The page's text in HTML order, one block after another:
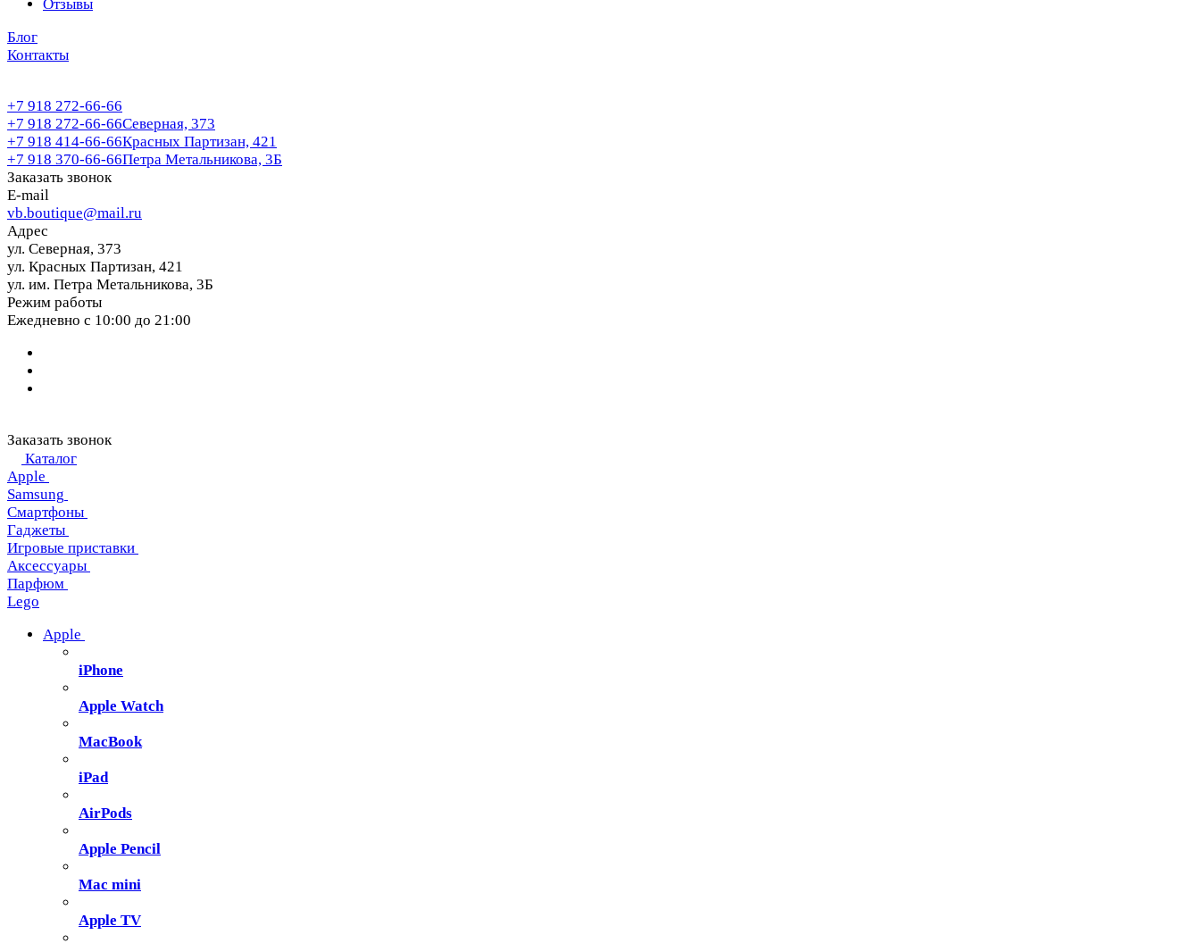
Отзывы
Блог
Контакты
+7 918 272-66-66
+7 918 272-66-66Северная, 373
+7 918 414-66-66Красных Партизан, 421
+7 918 370-66-66Петра Метальникова, 3Б
Заказать звонок
E-mail
vb.boutique@mail.ru
Адрес
ул. Северная, 373
ул. Красных Партизан, 421
ул. им. Петра Метальникова, 3Б
Режим работы
Ежедневно с 10:00 до 21:00
Заказать звонок
Каталог
Apple
Samsung
Смартфоны
Гаджеты
Игровые приставки
Аксессуары
Парфюм
Lego
Apple
iPhone
Apple Watch
MacBook
iPad
AirPods
Apple Pencil
Mac mini
Apple TV